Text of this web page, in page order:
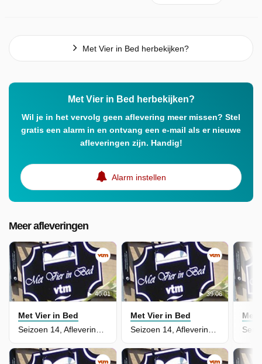
Met Vier in Bed herbekijken?
Met Vier in Bed herbekijken?
Wil je in het vervolg geen aflevering meer missen? Stel
gratis een alarm in en ontvang een e-mail als er nieuwe
afleveringen zijn. Handig!
Alarm instellen
Meer afleveringen
40:01
Met Vier in Bed
Seizoen 14, Aflevering 8 - Hostellerie Marie
39:06
Met Vier in Bed
Seizoen 14, Aflevering 7 - DeuxHommes
Met